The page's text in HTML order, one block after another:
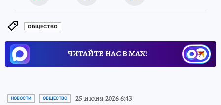
ОБЩЕСТВО
ЧИТАЙТЕ НАС В МАХ!
НОВОСТИ ОБЩЕСТВО 25 июня 2026 6:43